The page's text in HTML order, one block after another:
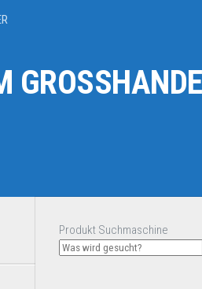
Produkt Suchmaschine